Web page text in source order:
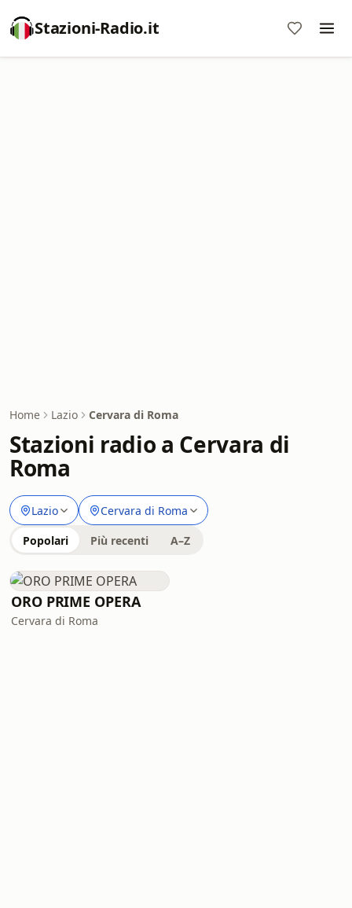
Stazioni-Radio.it
Home Lazio Cervara di Roma
Stazioni radio a Cervara di
Roma
Lazio Cervara di Roma
Popolari Più recenti A–Z
ORO PRIME OPERA
Cervara di Roma